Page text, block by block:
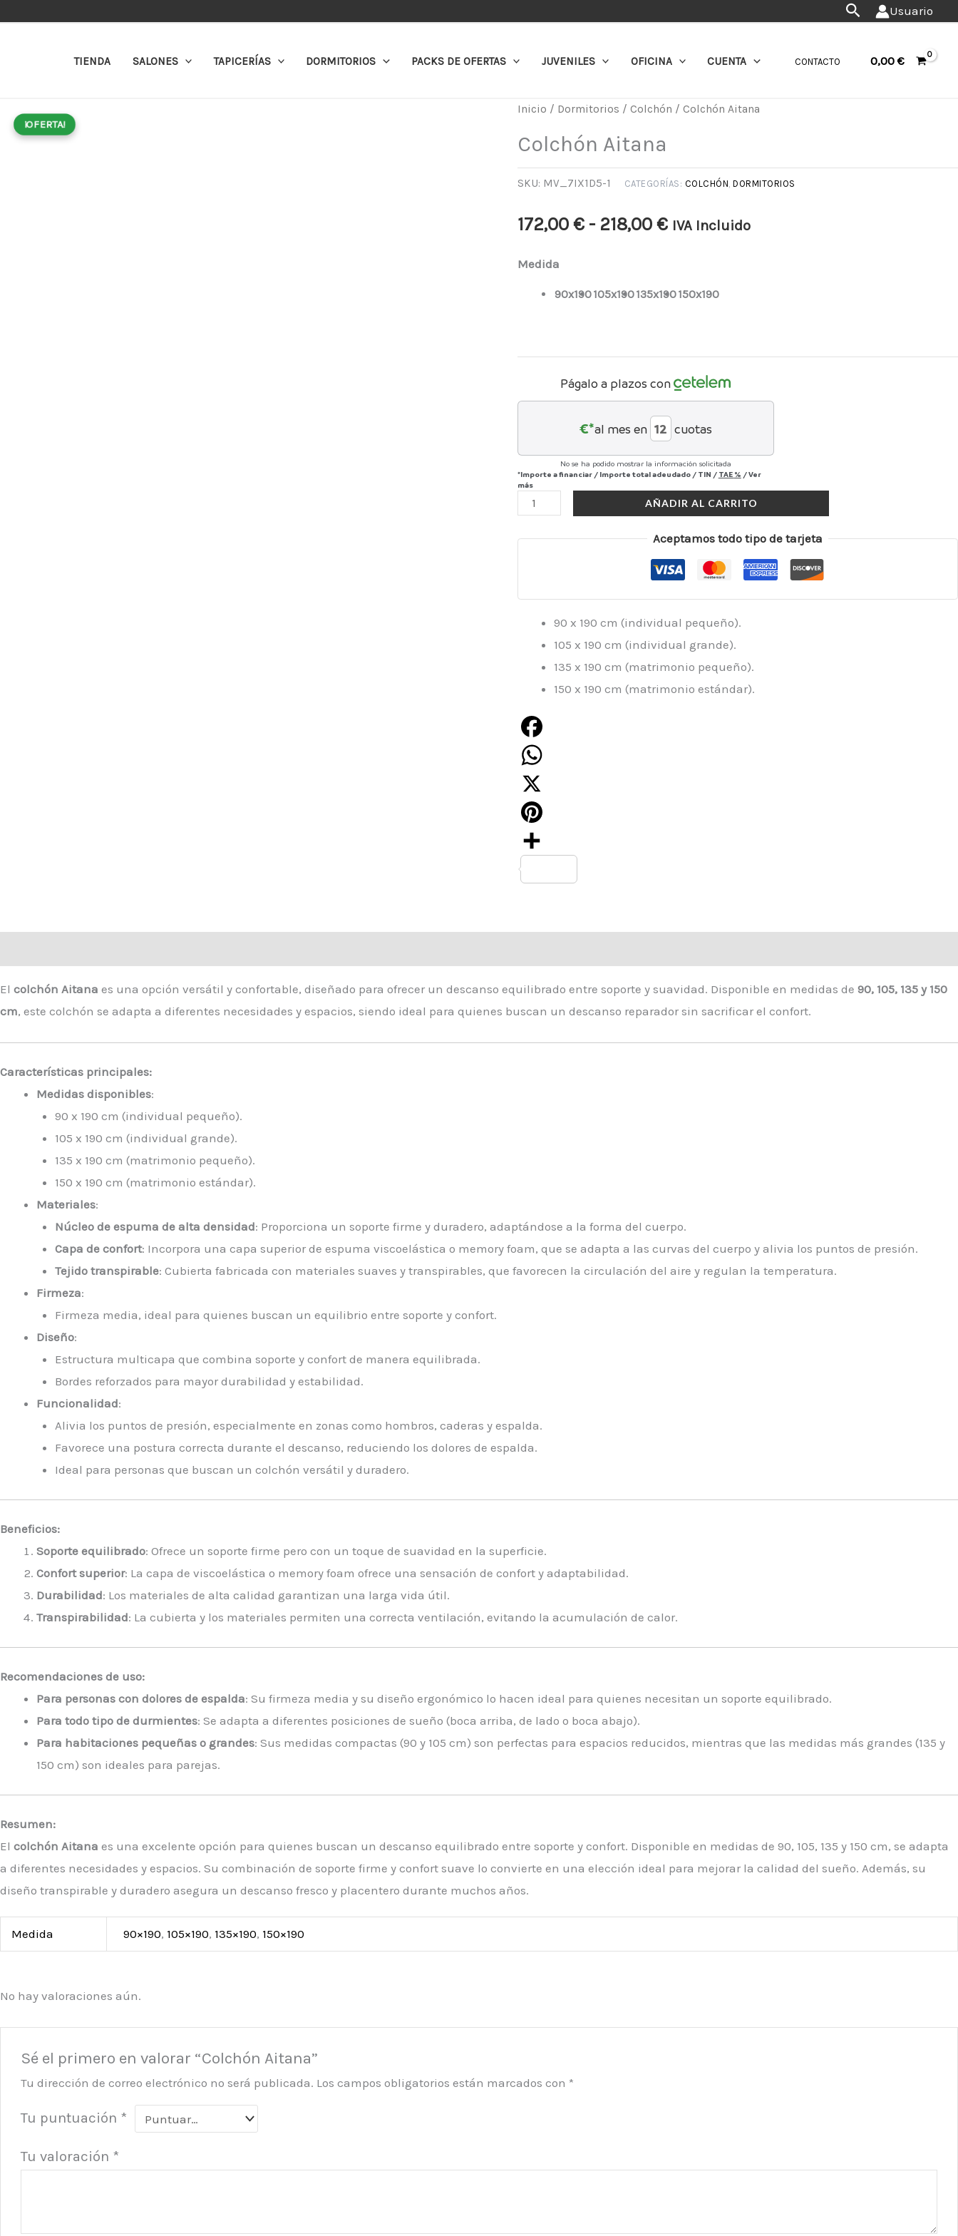
BuscarUsuario
TIENDA SALONES TAPICERÍAS DORMITORIOS PACKS DE OFERTAS JUVENILES OFICINA CUENTA CONTACTO 0,00 €
¡OFERTA!
Inicio / Dormitorios / Colchón / Colchón Aitana
Colchón Aitana
SKU: MV_7IX1D5-1 CATEGORÍAS: COLCHÓN,DORMITORIOS
172,00 € - 218,00 €
Rango
precios:
desde
IVA Incluido
Medida
90x190105x190135x190150x190
Págalo a plazos con
€*al mes en cuotas
No se ha podido mostrar la información solicitada
*Importe a financiar / Importe total adeudado / TIN / TAE % /Ver
más
Colchón
cantidad
AÑADIR AL CARRITO
Aceptamos todo tipo de tarjeta
90 x 190 cm (individual pequeño).
105 x 190 cm (individual grande).
135 x 190 cm (matrimonio pequeño).
150 x 190 cm (matrimonio estándar).
Facebook
WhatsApp
X
Pinterest
El colchón Aitana es una opción versátil y confortable, diseñado para ofrecer un descanso equilibrado entre soporte y suavidad. Disponible en medidas de 90, 105, 135 y 150
cm, este colchón se adapta a diferentes necesidades y espacios, siendo ideal para quienes buscan un descanso reparador sin sacrificar el confort.
Características principales:
Medidas disponibles:
90 x 190 cm (individual pequeño).
105 x 190 cm (individual grande).
135 x 190 cm (matrimonio pequeño).
150 x 190 cm (matrimonio estándar).
Materiales:
Núcleo de espuma de alta densidad: Proporciona un soporte firme y duradero, adaptándose a la forma del cuerpo.
Capa de confort: Incorpora una capa superior de espuma viscoelástica o memory foam, que se adapta a las curvas del cuerpo y alivia los puntos de presión.
Tejido transpirable: Cubierta fabricada con materiales suaves y transpirables, que favorecen la circulación del aire y regulan la temperatura.
Firmeza:
Firmeza media, ideal para quienes buscan un equilibrio entre soporte y confort.
Diseño:
Estructura multicapa que combina soporte y confort de manera equilibrada.
Bordes reforzados para mayor durabilidad y estabilidad.
Funcionalidad:
Alivia los puntos de presión, especialmente en zonas como hombros, caderas y espalda.
Favorece una postura correcta durante el descanso, reduciendo los dolores de espalda.
Ideal para personas que buscan un colchón versátil y duradero.
Beneficios:
Soporte equilibrado: Ofrece un soporte firme pero con un toque de suavidad en la superficie.
Confort superior: La capa de viscoelástica o memory foam ofrece una sensación de confort y adaptabilidad.
Durabilidad: Los materiales de alta calidad garantizan una larga vida útil.
Transpirabilidad: La cubierta y los materiales permiten una correcta ventilación, evitando la acumulación de calor.
Recomendaciones de uso:
Para personas con dolores de espalda: Su firmeza media y su diseño ergonómico lo hacen ideal para quienes necesitan un soporte equilibrado.
Para todo tipo de durmientes: Se adapta a diferentes posiciones de sueño (boca arriba, de lado o boca abajo).
Para habitaciones pequeñas o grandes: Sus medidas compactas (90 y 105 cm) son perfectas para espacios reducidos, mientras que las medidas más grandes (135 y
150 cm) son ideales para parejas.
Resumen:
El colchón Aitana es una excelente opción para quienes buscan un descanso equilibrado entre soporte y confort. Disponible en medidas de 90, 105, 135 y 150 cm, se adapta
a diferentes necesidades y espacios. Su combinación de soporte firme y confort suave lo convierte en una elección ideal para mejorar la calidad del sueño. Además, su
diseño transpirable y duradero asegura un descanso fresco y placentero durante muchos años.
Medida 90×190, 105×190, 135×190, 150×190
No hay valoraciones aún.
Sé el primero en valorar “Colchón Aitana”
Tu dirección de correo electrónico no será publicada. Los campos obligatorios están marcados con *
Tu puntuación *
Tu valoración *